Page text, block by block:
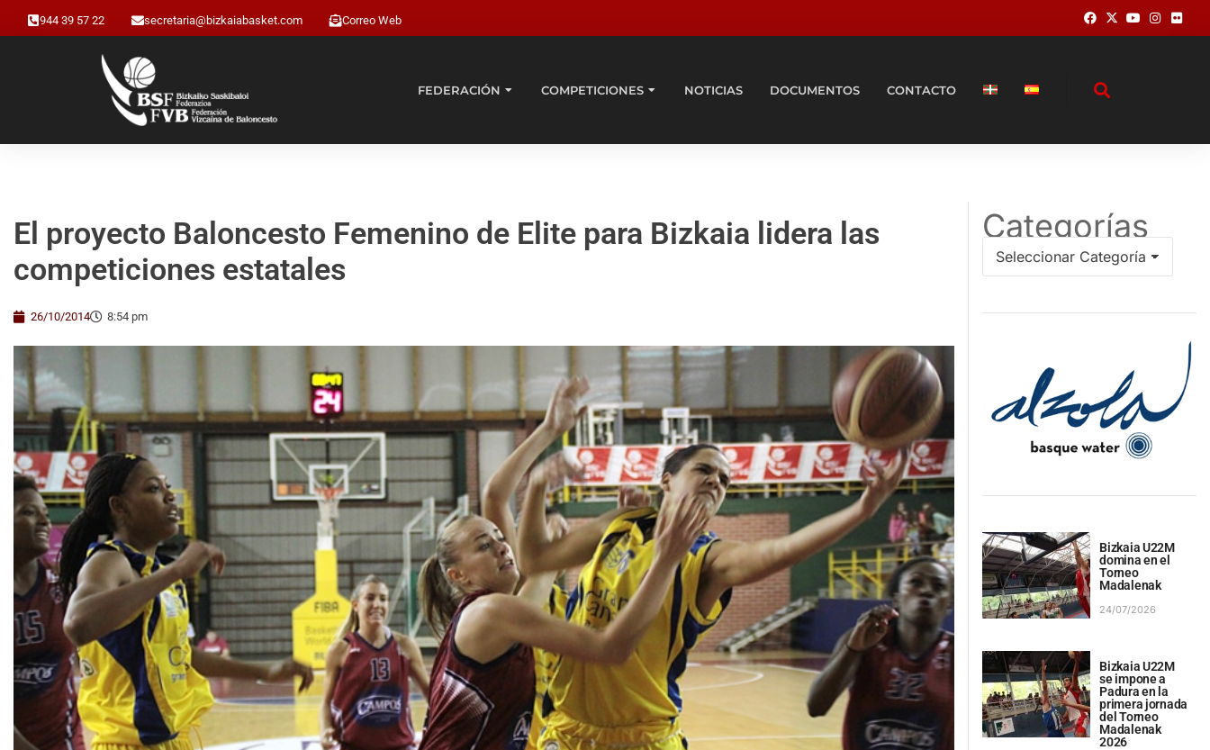
944 39 57 22 secretaria@bizkaiabasket.com Correo Web
FEDERACIÓN COMPETICIONES NOTICIAS DOCUMENTOS CONTACTO
El proyecto Baloncesto Femenino de Elite para Bizkaia lidera las
competiciones estatales
26/10/2014 8:54 pm
Categorías
Bizkaia U22M
domina en el
Torneo
Madalenak
24/07/2026
Bizkaia U22M
se impone a
Padura en la
primera jornada
del Torneo
Madalenak
2026